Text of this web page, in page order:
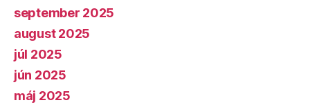
september 2025
august 2025
júl 2025
jún 2025
máj 2025